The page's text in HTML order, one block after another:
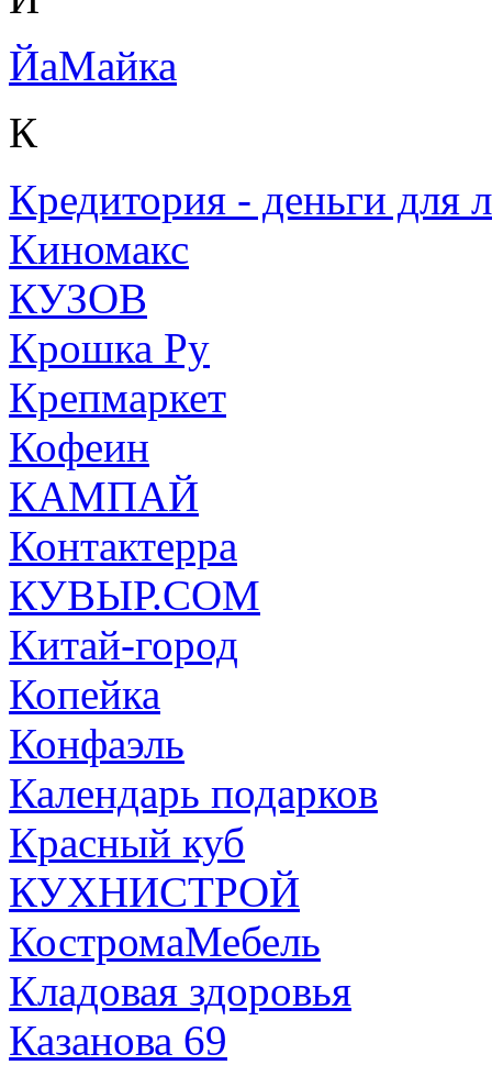
ЙаМайка
К
Кредитория - деньги для
Киномакс
КУЗОВ
Крошка Ру
Крепмаркет
Кофеин
КАМПАЙ
Контактерра
КУВЫР.COM
Китай-город
Копейка
Конфаэль
Календарь подарков
Красный куб
КУХНИСТРОЙ
КостромаМебель
Кладовая здоровья
Казанова 69